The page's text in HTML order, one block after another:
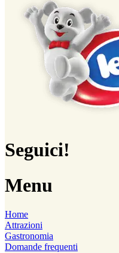
Seguici!
Menu
Home
Attrazioni
Gastronomia
Domande frequenti